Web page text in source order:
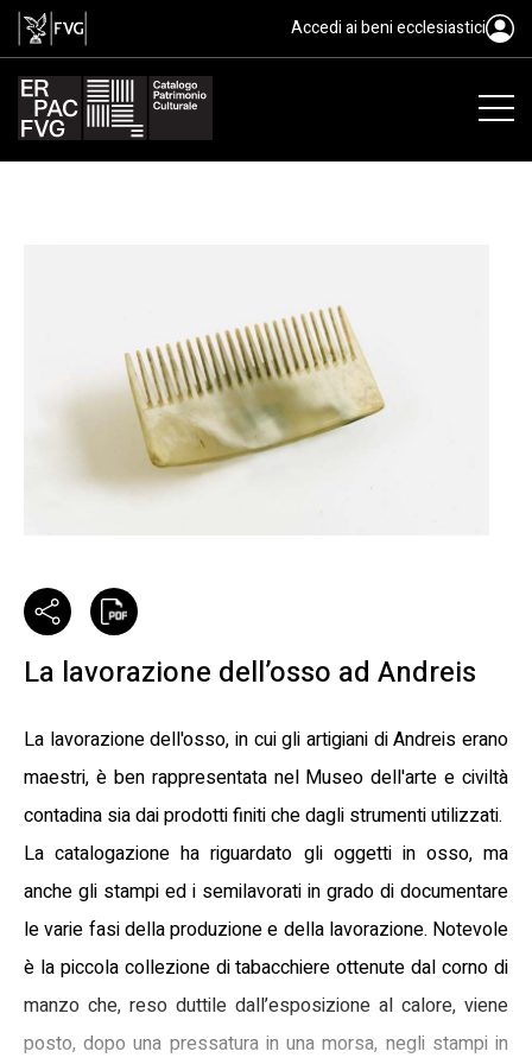
La lavorazione dell’osso ad
Accedi ai beni ecclesiastici
La lavorazione dell’osso ad Andreis
La lavorazione dell'osso, in cui gli artigiani di Andreis erano
maestri, è ben rappresentata nel Museo dell'arte e civiltà
contadina sia dai prodotti finiti che dagli strumenti utilizzati.
La catalogazione ha riguardato gli oggetti in osso, ma
anche gli stampi ed i semilavorati in grado di documentare
le varie fasi della produzione e della lavorazione. Notevole
è la piccola collezione di tabacchiere ottenute dal corno di
manzo che, reso duttile dall’esposizione al calore, viene
posto, dopo una pressatura in una morsa, negli stampi in